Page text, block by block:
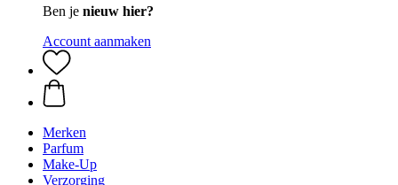
Ben je nieuw hier?
Account aanmaken
Merken
Parfum
Make-Up
Verzorging